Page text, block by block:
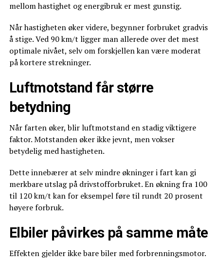
mellom hastighet og energibruk er mest gunstig.
Når hastigheten øker videre, begynner forbruket gradvis
å stige. Ved 90 km/t ligger man allerede over det mest
optimale nivået, selv om forskjellen kan være moderat
på kortere strekninger.
Luftmotstand får større
betydning
Når farten øker, blir luftmotstand en stadig viktigere
faktor. Motstanden øker ikke jevnt, men vokser
betydelig med hastigheten.
Dette innebærer at selv mindre økninger i fart kan gi
merkbare utslag på drivstofforbruket. En økning fra 100
til 120 km/t kan for eksempel føre til rundt 20 prosent
høyere forbruk.
Elbiler påvirkes på samme måte
Effekten gjelder ikke bare biler med forbrenningsmotor.